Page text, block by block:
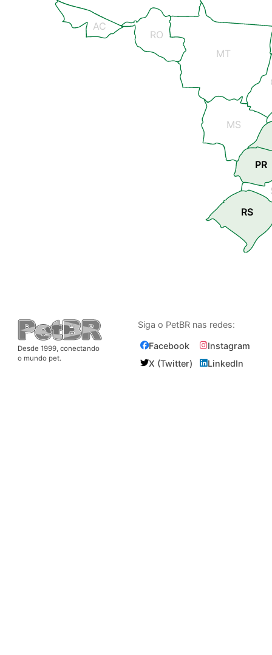
AC
RO
MT
MS
PR
RS
Desde 1999, conectando
o mundo pet.
Siga o PetBR nas redes:
Facebook
Instagram
X (Twitter)
LinkedIn